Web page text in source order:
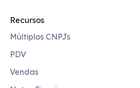
Recursos
Múltiplos CNPJs
PDV
Vendas